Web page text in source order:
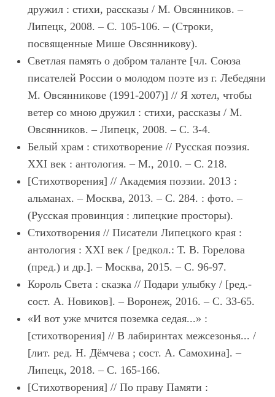
дружил : стихи, рассказы / М. Овсянников. –
Липецк, 2008. – С. 105-106. – (Строки,
посвященные Мише Овсянникову).
Светлая память о добром таланте [чл. Союза
писателей России о молодом поэте из г. Лебедяни
М. Овсянникове (1991-2007)] // Я хотел, чтобы
ветер со мною дружил : стихи, рассказы / М.
Овсянников. – Липецк, 2008. – С. 3-4.
Белый храм : стихотворение // Русская поэзия.
XXI век : антология. – М., 2010. – С. 218.
[Стихотворения] // Академия поэзии. 2013 :
альманах. – Москва, 2013. – С. 284. : фото. –
(Русская провинция : липецкие просторы).
Стихотворения // Писатели Липецкого края :
антология : XXI век / [редкол.: Т. В. Горелова
(пред.) и др.]. – Москва, 2015. – С. 96-97.
Король Света : сказка // Подари улыбку / [ред.-
сост. А. Новиков]. – Воронеж, 2016. – С. 33-65.
«И вот уже мчится поземка седая...» :
[стихотворения] // В лабиринтах межсезонья... /
[лит. ред. Н. Дёмчева ; сост. А. Самохина]. –
Липецк, 2018. – С. 165-166.
[Стихотворения] // По праву Памяти :